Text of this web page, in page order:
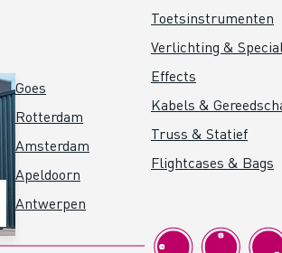
Goes
Rotterdam
Amsterdam
Apeldoorn
Antwerpen
Toetsinstrumenten
Verlichting &
Effects
Kabels &
Truss & Statief
Flightcases & Bags